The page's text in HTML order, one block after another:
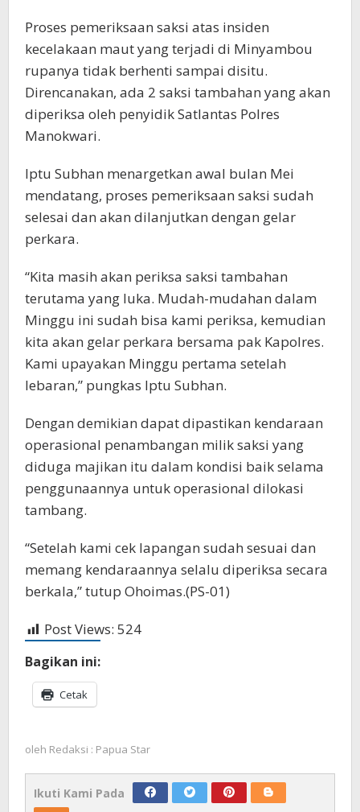
Proses pemeriksaan saksi atas insiden
kecelakaan maut yang terjadi di Minyambou
rupanya tidak berhenti sampai disitu.
Direncanakan, ada 2 saksi tambahan yang akan
diperiksa oleh penyidik Satlantas Polres
Manokwari.
Iptu Subhan menargetkan awal bulan Mei
mendatang, proses pemeriksaan saksi sudah
selesai dan akan dilanjutkan dengan gelar
perkara.
“Kita masih akan periksa saksi tambahan
terutama yang luka. Mudah-mudahan dalam
Minggu ini sudah bisa kami periksa, kemudian
kita akan gelar perkara bersama pak Kapolres.
Kami upayakan Minggu pertama setelah
lebaran,” pungkas Iptu Subhan.
Dengan demikian dapat dipastikan kendaraan
operasional penambangan milik saksi yang
diduga majikan itu dalam kondisi baik selama
penggunaannya untuk operasional dilokasi
tambang.
“Setelah kami cek lapangan sudah sesuai dan
memang kendaraannya selalu diperiksa secara
berkala,” tutup Ohoimas.(PS-01)
Post Views: 524
Bagikan ini:
Cetak
oleh Redaksi : Papua Star
Ikuti Kami Pada